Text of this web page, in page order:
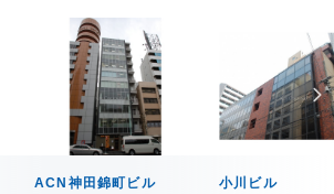
ACN神田錦町ビル
小川ビル